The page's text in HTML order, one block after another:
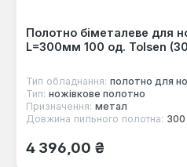
Полотно біметалеве для
L=300мм 100 од. Tolsen
Тип обладнання: полотнo для
Тип: ножівкове полотно
Призначення: метал
Довжина пильного полотна:
Звичайна ціна:
4 396,00 ₴